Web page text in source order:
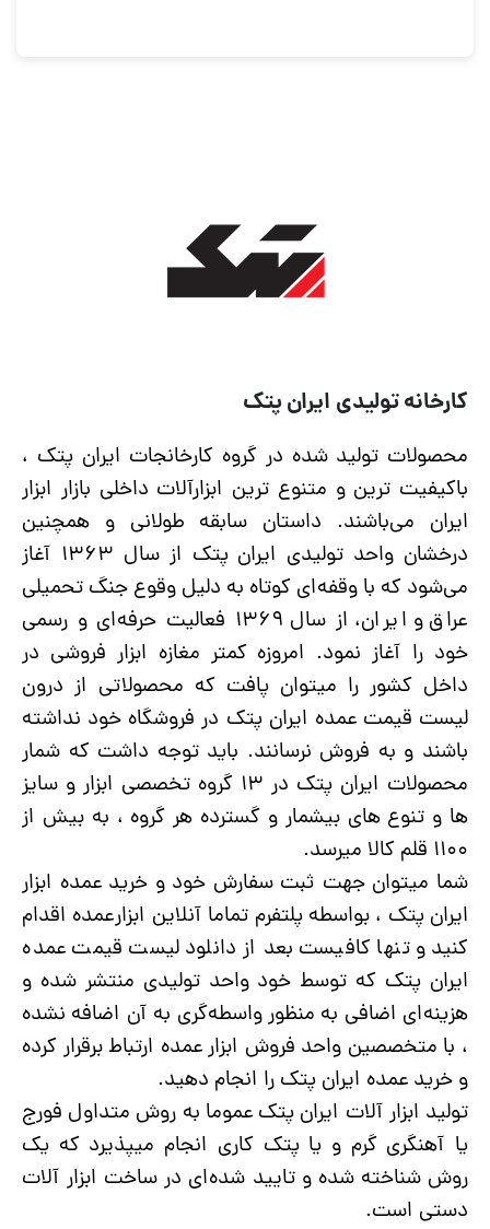
کارخانه تولیدی ایران پتک
محصولات تولید شده در گروه کارخانجات ایران پتک ،
باکیفیت ترین و متنوع ترین ابزارآلات داخلی بازار ابزار
ایران می‌باشند. داستان سابقه طولانی و همچنین
درخشان واحد تولیدی ایران پتک از سال ۱۳۶۳ آغاز
می‌شود که با وقفه‌ای کوتاه به دلیل وقوع جنگ تحمیلی
عراق و ایران، از سال ۱۳۶۹ فعالیت حرفه‌ای و رسمی
خود را آغاز نمود. امروزه کمتر مغازه ابزار فروشی در
داخل کشور را میتوان پافت که محصولاتی از درون
لیست قیمت عمده ایران پتک در فروشگاه خود نداشته
باشند و به فروش نرسانند. باید توجه داشت که شمار
محصولات ایران پتک در ۱۳ گروه تخصصی ابزار و سایز
ها و تنوع های بیشمار و گسترده هر گروه ، به بیش از
۱۱۰۰ قلم کالا میرسد.
شما میتوان جهت ثبت سفارش خود و خرید عمده ابزار
ایران پتک ، بواسطه پلتفرم تماما آنلاین ابزارعمده اقدام
کنید و تنها کافیست بعد از دانلود لیست قیمت عمده
ایران پتک که توسط خود واحد تولیدی منتشر شده و
هزینه‌ای اضافی به منظور واسطه‌گری به آن اضافه نشده
، با متخصصین واحد فروش ابزار عمده ارتباط برقرار کرده
و خرید عمده ایران پتک را انجام دهید.
تولید ابزار آلات ایران پتک عموما به روش متداول فورج
یا آهنگری گرم و یا پتک کاری انجام میپذیرد که یک
روش شناخته شده و تایید شده‌ای در ساخت ابزار آلات
دستی است.